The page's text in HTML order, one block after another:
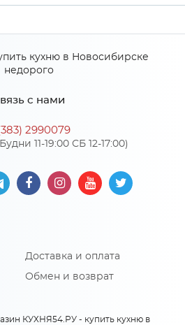
с нами
2990079
11-19:00 СБ 12-17:00)
Доставка и оплата
Обмен и возврат
КУХНЯ54.РУ - купить кухню в